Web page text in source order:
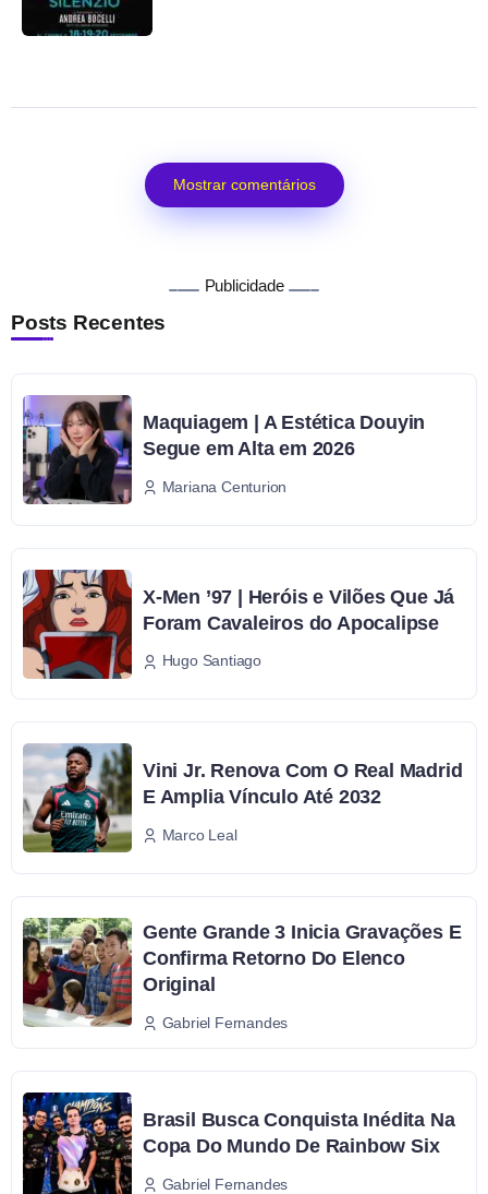
Mostrar comentários
Publicidade
Posts Recentes
Maquiagem | A Estética Douyin
Segue em Alta em 2026
Mariana Centurion
X-Men ’97 | Heróis e Vilões Que Já
Foram Cavaleiros do Apocalipse
Hugo Santiago
Vini Jr. Renova Com O Real Madrid
E Amplia Vínculo Até 2032
Marco Leal
Gente Grande 3 Inicia Gravações E
Confirma Retorno Do Elenco
Original
Gabriel Fernandes
Brasil Busca Conquista Inédita Na
Copa Do Mundo De Rainbow Six
Gabriel Fernandes